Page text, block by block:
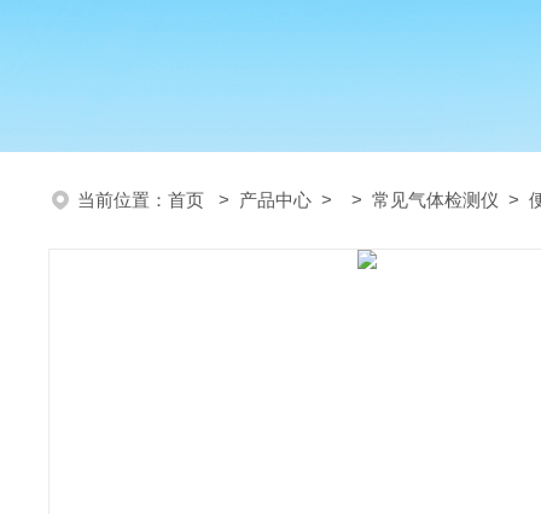
当前位置： 首页 > 产品中心 > > 常见气体检测仪 >